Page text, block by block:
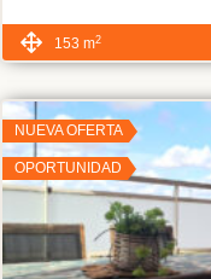
153 m2
NUEVA OFERTA
OPORTUNIDAD